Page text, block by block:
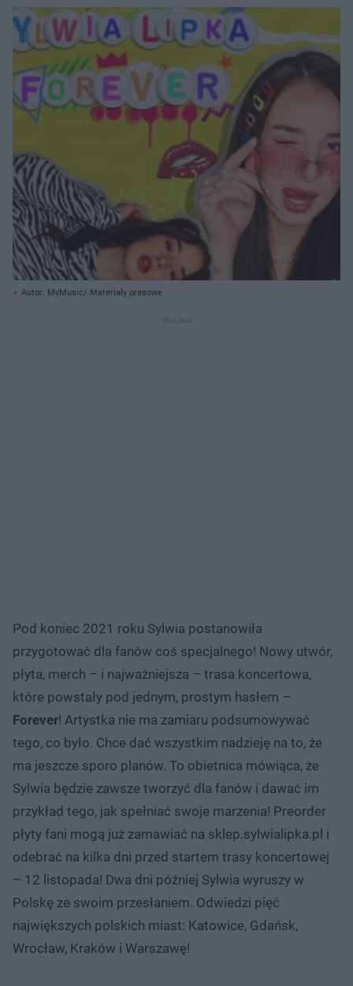
Autor: MyMusic/ Materiały prasowe
Pod koniec 2021 roku Sylwia postanowiła
przygotować dla fanów coś specjalnego! Nowy utwór,
płyta, merch – i najważniejsza – trasa koncertowa,
które powstały pod jednym, prostym hasłem –
Forever! Artystka nie ma zamiaru podsumowywać
tego, co było. Chce dać wszystkim nadzieję na to, że
ma jeszcze sporo planów. To obietnica mówiąca, że
Sylwia będzie zawsze tworzyć dla fanów i dawać im
przykład tego, jak spełniać swoje marzenia! Preorder
płyty fani mogą już zamawiać na sklep.sylwialipka.pl i
odebrać na kilka dni przed startem trasy koncertowej
– 12 listopada! Dwa dni później Sylwia wyruszy w
Polskę ze swoim przesłaniem. Odwiedzi pięć
największych polskich miast: Katowice, Gdańsk,
Wrocław, Kraków i Warszawę!